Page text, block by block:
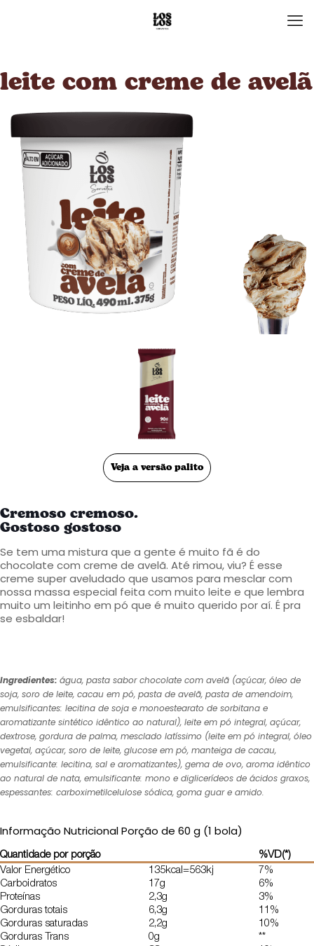
leite com creme de avelã
Veja a versão palito
Cremoso cremoso.
Gostoso gostoso
Se tem uma mistura que a gente é muito fã é do
chocolate com creme de avelã. Até rimou, viu? É esse
creme super aveludado que usamos para mesclar com
nossa massa especial feita com muito leite e que lembra
muito um leitinho em pó que é muito querido por aí. É pra
se esbaldar!
Ingredientes: água, pasta sabor chocolate com avelã (açúcar, óleo de
soja, soro de leite, cacau em pó, pasta de avelã, pasta de amendoim,
emulsificantes: lecitina de soja e monoestearato de sorbitana e
aromatizante sintético idêntico ao natural), leite em pó integral, açúcar,
dextrose, gordura de palma, mesclado latíssimo (leite em pó integral, óleo
vegetal, açúcar, soro de leite, glucose em pó, manteiga de cacau,
emulsificante: lecitina, sal e aromatizantes), gema de ovo, aroma idêntico
ao natural de nata, emulsificante: mono e diglicerídeos de ácidos graxos,
espessantes: carboximetilcelulose sódica, goma guar e amido.
Informação Nutricional Porção de 60 g (1 bola)
Quantidade por porção
%VD(*)
Valor Energético
135kcal=563kj
7%
Carboidratos
17g
6%
Proteínas
2,3g
3%
Gorduras totais
6,3g
11%
Gorduras saturadas
2,2g
10%
Gorduras Trans
0g
**